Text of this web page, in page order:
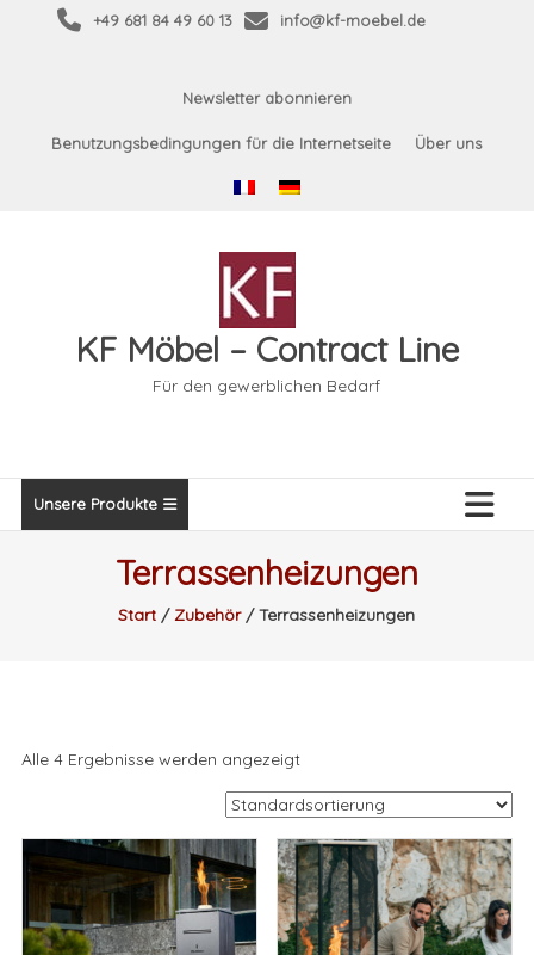
+49 681 84 49 60 13 info@kf-moebel.de
Newsletter abonnieren
Benutzungsbedingungen für die Internetseite Über uns
KF Möbel – Contract Line
Für den gewerblichen Bedarf
Unsere Produkte
Terrassenheizungen
Start /Zubehör/ Terrassenheizungen
Alle 4 Ergebnisse werden angezeigt